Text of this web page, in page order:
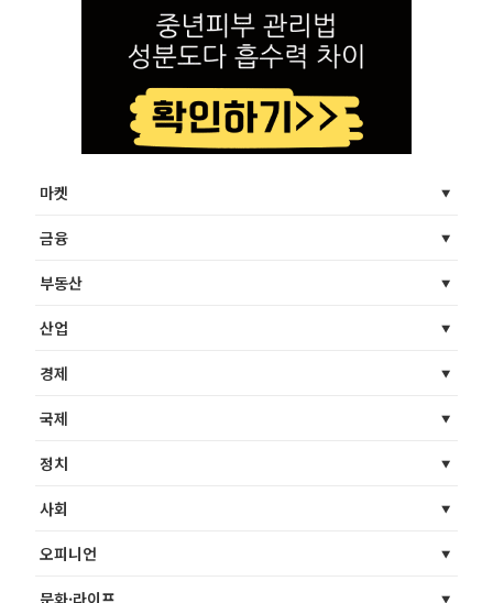
마켓
금융
부동산
산업
경제
국제
정치
사회
오피니언
문화·라이프